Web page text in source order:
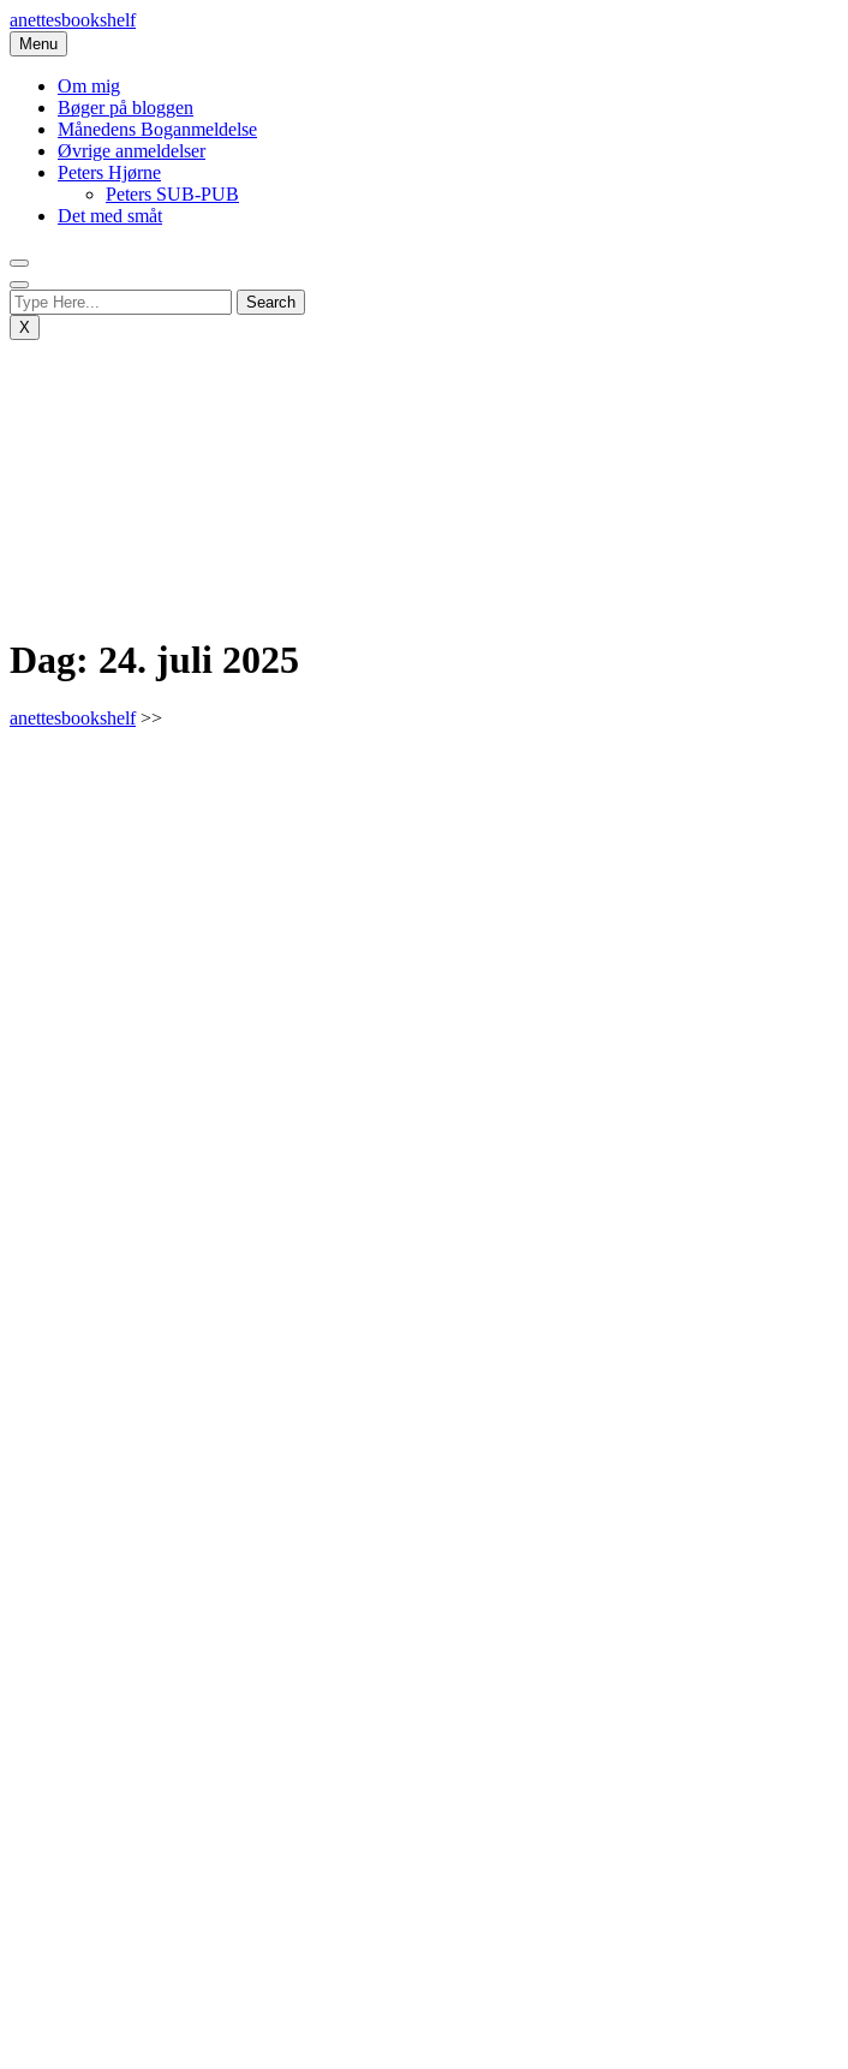
Skip
to
content
anettesbookshelf
Menu
Om mig
Bøger på bloggen
Månedens Boganmeldelse
Øvrige anmeldelser
Peters Hjørne
Peters SUB-PUB
Det med småt
X
Dag: 24. juli 2025
anettesbookshelf>>